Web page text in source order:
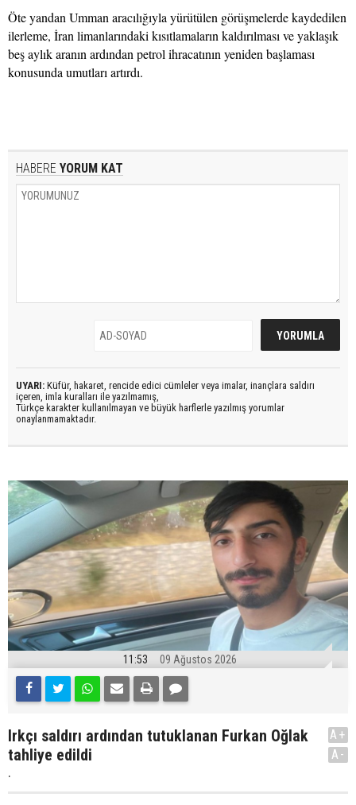
Öte yandan Umman aracılığıyla yürütülen görüşmelerde kaydedilen
ilerleme, İran limanlarındaki kısıtlamaların kaldırılması ve yaklaşık
beş aylık aranın ardından petrol ihracatının yeniden başlaması
konusunda umutları artırdı.
HABERE YORUM KAT
UYARI: Küfür, hakaret, rencide edici cümleler veya imalar, inançlara saldırı
içeren, imla kuralları ile yazılmamış,
Türkçe karakter kullanılmayan ve büyük harflerle yazılmış yorumlar
onaylanmamaktadır.
11:53 09 Ağustos 2026
Irkçı saldırı ardından tutuklanan Furkan Oğlak
tahliye edildi
.
A+
A-